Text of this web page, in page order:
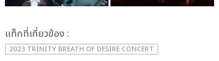
เเท็กที่เกี่ยวข้อง :
2023 TRINITY BREATH OF DESIRE CONCERT